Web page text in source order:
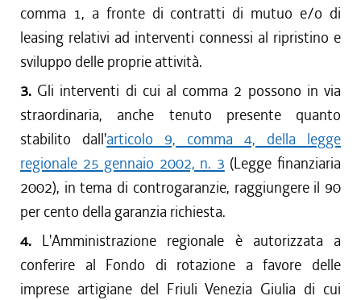
comma 1, a fronte di contratti di mutuo e/o di
leasing relativi ad interventi connessi al ripristino e
sviluppo delle proprie attività.
3. Gli interventi di cui al comma 2 possono in via
straordinaria, anche tenuto presente quanto
stabilito dall'articolo 9, comma 4, della legge
regionale 25 gennaio 2002, n. 3 (Legge finanziaria
2002), in tema di controgaranzie, raggiungere il 90
per cento della garanzia richiesta.
4. L'Amministrazione regionale è autorizzata a
conferire al Fondo di rotazione a favore delle
imprese artigiane del Friuli Venezia Giulia di cui